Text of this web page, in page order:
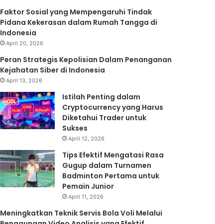
Faktor Sosial yang Mempengaruhi Tindak
Pidana Kekerasan dalam Rumah Tangga di
Indonesia
April 20, 2026
Peran Strategis Kepolisian Dalam Penanganan
Kejahatan Siber di Indonesia
April 13, 2026
Istilah Penting dalam
Cryptocurrency yang Harus
Diketahui Trader untuk
Sukses
April 12, 2026
Tips Efektif Mengatasi Rasa
Gugup dalam Turnamen
Badminton Pertama untuk
Pemain Junior
April 11, 2026
Meningkatkan Teknik Servis Bola Voli Melalui